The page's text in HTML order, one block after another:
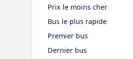
Prix le moins cher
Bus le plus rapide
Premier bus
Dernier bus